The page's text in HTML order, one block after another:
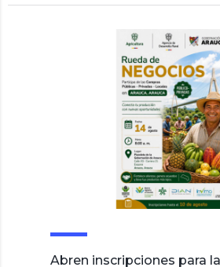
Abren inscripciones para